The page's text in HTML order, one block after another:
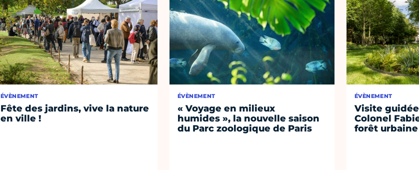
ÉVÈNEMENT
Fête des jardins, vive la nature
en ville !
ÉVÈNEMENT
« Voyage en milieux
humides », la nouvelle saison
du Parc zoologique de Paris
ÉVÈNEMENT
Visite
Colonel
forêt urbaine